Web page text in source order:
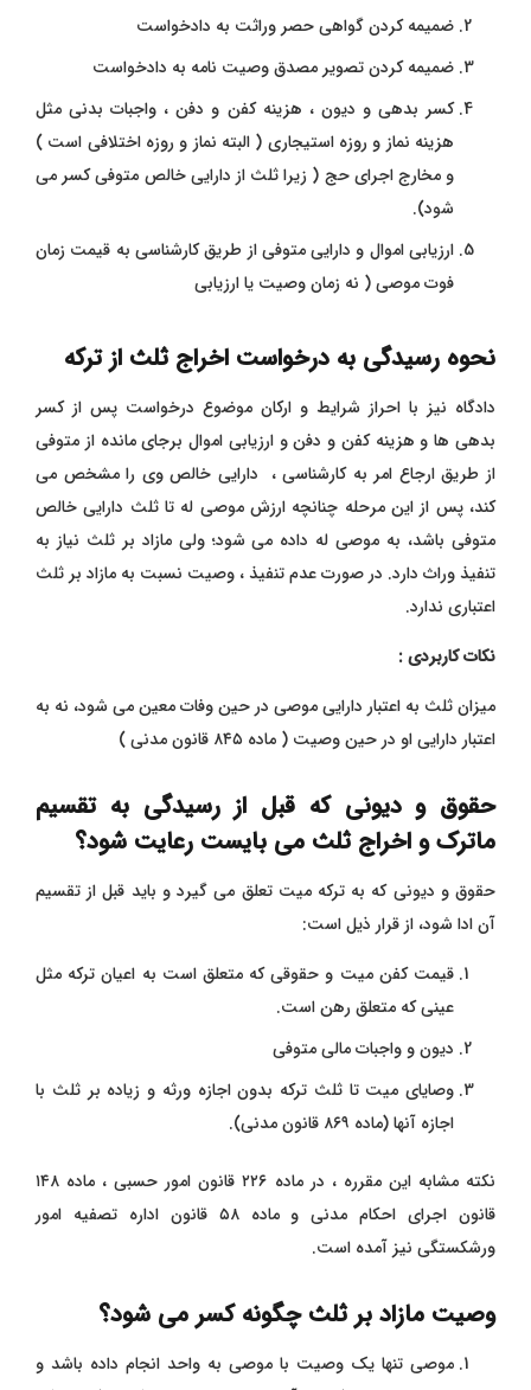
ضمیمه کردن گواهی حصر وراثت به دادخواست
ضمیمه کردن تصویر مصدق وصیت نامه به دادخواست
کسر بدهی و دیون ، هزینه کفن و دفن ، واجبات بدنی مثل
هزینه نماز و روزه استیجاری ( البته نماز و روزه اختلافی است )
و مخارج اجرای حج ( زیرا ثلث از دارایی خالص متوفیکسر می
شود).
ارزیابی اموال و دارایی متوفی از طریق کارشناسی به قیمت زمان
فوت موصی ( نه زمان وصیت یا ارزیابی
نحوه رسیدگی به درخواست اخراج ثلث از ترکه
دادگاه نیز با احراز شرایط و ارکان موضوع درخواست پس از کسر
بدهی ها و هزینه کفن و دفن و ارزیابی اموال برجای مانده از متوفی
از طریق ارجاع امر به کارشناسی ، دارایی خالص وی را مشخص می
کند، پس از این مرحله چنانچه ارزش موصی له تا ثلث دارایی خالص
متوفی باشد، به موصی له داده می شود؛ ولی مازاد بر ثلث نیاز به
تنفیذ وراث دارد. در صورت عدم تنفيذ ، وصیت نسبت به مازاد بر ثلث
اعتباری ندارد.
نکات کاربردی :
میزان ثلث به اعتبار دارایی موصی در حین وفات معین می شود، نه به
اعتبار دارایی او در حین وصیت ( ماده ۸۴۵ قانون مدنی )
حقوق و دیونی که قبل از رسیدگی به تقسیم
ماترک و اخراج ثلث می بایست رعایت شود؟
حقوق و دیونی که به ترکه میت تعلق می گیرد و باید قبل از تقسیم
آن ادا شود، از قرار ذیل است:
قیمت کفن میت و حقوقی که متعلق است به اعیان ترکه مثل
عینی که متعلق رهناست.
دیون و واجبات مالی متوفی
وصایای میت تا ثلث ترکه بدون اجازه ورثه و زیاده بر ثلث با
اجازه آنها (ماده ۸۶۹ قانون مدنی).
نکته مشابه این مقرره ، در ماده ۲۲۶ قانون امور حسبی ، ماده ۱۴۸
قانون اجرای احکام مدنی و ماده ۵۸ قانون اداره تصفیه امور
ورشکستگی نیز آمده است.
وصیت مازاد بر ثلث چگونه کسر می شود؟
موصی تنها یک وصیت با موصی به واحد انجام داده باشد و